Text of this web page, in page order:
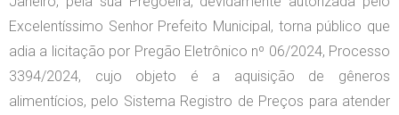
Excelentíssimo Senhor Prefeito Municipal, torna público que
adia a licitação por Pregão Eletrônico nº 06/2024, Processo
3394/2024, cujo objeto é a aquisição de gêneros
alimentícios, pelo Sistema Registro de Preços para atender